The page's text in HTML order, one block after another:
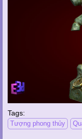
Tags:
Tượng phong thủy